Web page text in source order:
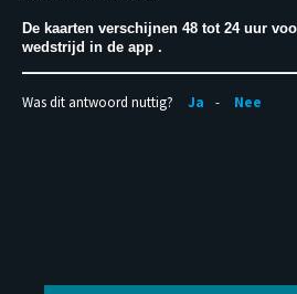
De kaarten verschijnen 48 tot 24 uur
wedstrijd in de app .
Was dit antwoord nuttig? Ja Nee